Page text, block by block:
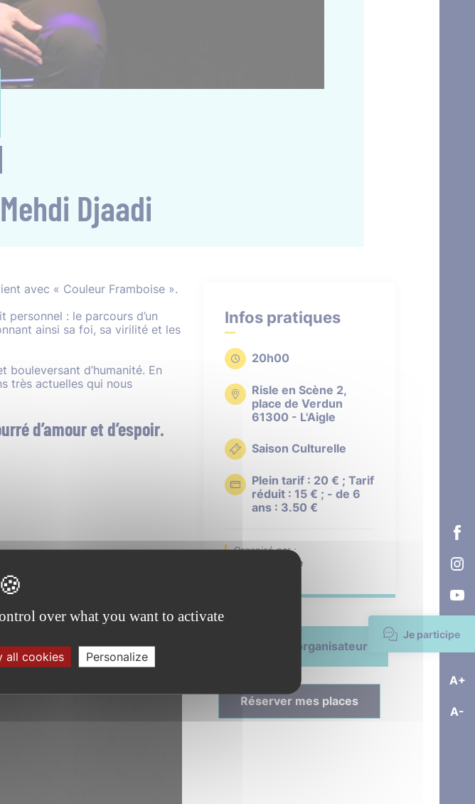
Je participe
A+
A-
Djaadi
avec « Couleur Framboise ».
: le parcours d’un
ainsi sa foi, sa virilité et les
d’humanité. En
très actuelles qui nous
d’amour et d’espoir.
»LE FIGARO
Infos pratiques
20h00
Risle en Scène 2,
place de Verdun
61300 - L'Aigle
Saison Culturelle
Plein tarif : 20 € ; Tarif
réduit : 15 € ; - de 6
ans : 3.50 €
Organisé par :
Ville de L'Aigle
Contacter l'organisateur
Réserver mes places
over what you want to activate
all cookies Personalize